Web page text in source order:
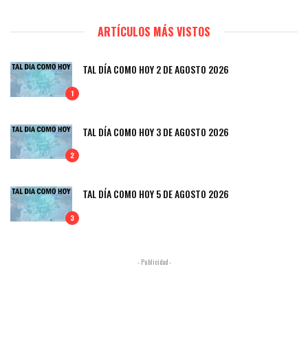
ARTÍCULOS MÁS VISTOS
1
TAL DÍA COMO HOY 2 DE AGOSTO 2026
2
TAL DÍA COMO HOY 3 DE AGOSTO 2026
3
TAL DÍA COMO HOY 5 DE AGOSTO 2026
- Publicidad -